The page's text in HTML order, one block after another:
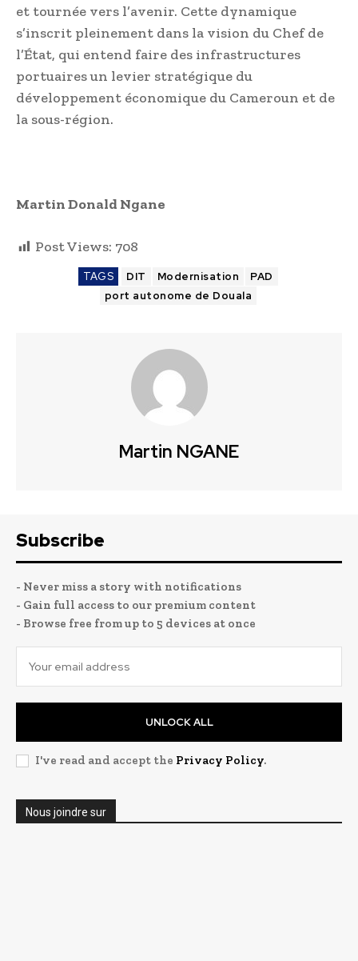
et tournée vers l’avenir. Cette dynamique
s’inscrit pleinement dans la vision du Chef de
l’État, qui entend faire des infrastructures
portuaires un levier stratégique du
développement économique du Cameroun et de
la sous-région.
Martin Donald Ngane
Post Views: 708
TAGS DIT Modernisation
PAD
port autonome de Douala
Martin NGANE
Subscribe
- Never miss a story with notifications
- Gain full access to our premium content
- Browse free from up to 5 devices at once
UNLOCK ALL
I've read and accept the Privacy Policy.
Nous joindre sur